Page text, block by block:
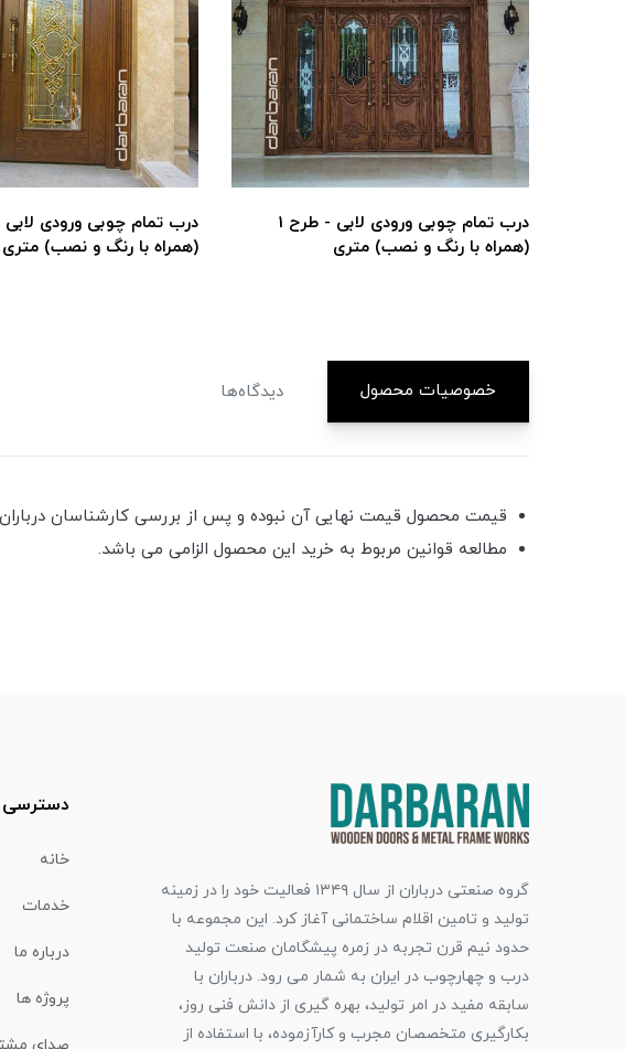
درب تمام چوبی ورودی لابی - طرح 1
(همراه با رنگ و نصب) متری
(همراه با رنگ و نصب) متری
خصوصیات محصول دیدگاه‌ها
قیمت محصول قیمت نهایی آن نبوده و پس از بررسی کارشناسان
مطالعه قوانین مربوط به خرید این محصول الزامی می باشد.
گروه صنعتی درباران از سال ۱۳۴۹ فعالیت خود را در زمینه
تولید و تامین اقلام ساختمانی آغاز کرد. این مجموعه با
حدود نیم قرن تجربه در زمره پیشگامان صنعت تولید
درب و چهارچوب در ایران به شمار می رود. درباران با
سابقه مفید در امر تولید، بهره گیری از دانش فنی روز،
بکارگیری متخصصان مجرب و کارآزموده، با استفاده از
خانه
خدمات
درباره ما
پروژه ها